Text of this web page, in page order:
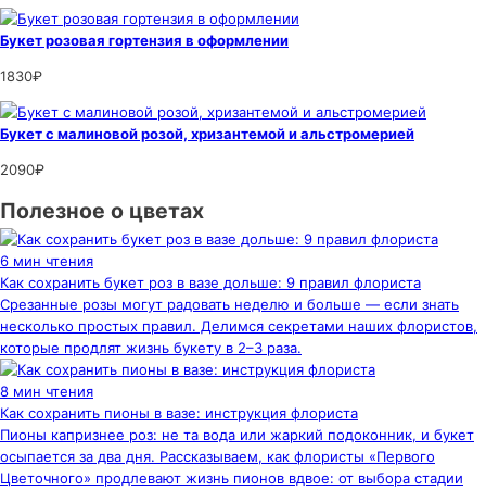
Букет розовая гортензия в оформлении
1830₽
Букет с малиновой розой, хризантемой и альстромерией
2090₽
Полезное о цветах
6 мин чтения
Как сохранить букет роз в вазе дольше: 9 правил флориста
Срезанные розы могут радовать неделю и больше — если знать
несколько простых правил. Делимся секретами наших флористов,
которые продлят жизнь букету в 2–3 раза.
8 мин чтения
Как сохранить пионы в вазе: инструкция флориста
Пионы капризнее роз: не та вода или жаркий подоконник, и букет
осыпается за два дня. Рассказываем, как флористы «Первого
Цветочного» продлевают жизнь пионов вдвое: от выбора стадии